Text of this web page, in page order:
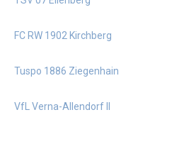
FC RW 1902 Kirchberg
Tuspo 1886 Ziegenhain
VfL Verna-Allendorf II